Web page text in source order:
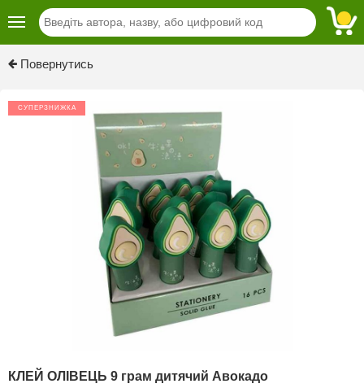
Повернутись
СУПЕРЗНИЖКА
КЛЕЙ ОЛІВЕЦЬ 9 грам дитячий Авокадо